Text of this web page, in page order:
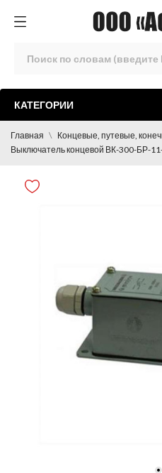
КАТЕГОРИИ
Главная Концевые, путевые,
Выключатель концевой ВК-300-БР-